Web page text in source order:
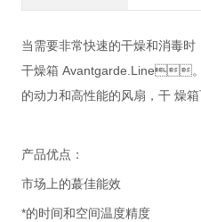
当需要非常快速的干燥和消毒时
干燥箱 Avantgarde.Line。凭
的动力和高性能的风扇，干 燥箱可
产品优点：
市场上的蕞佳能效
*的时间和空间温度精度